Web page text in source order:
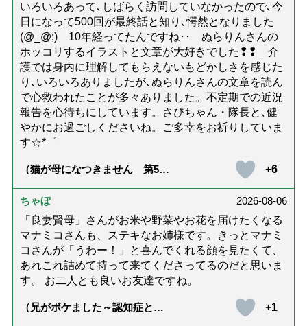
いろいろあって､しばらく訪問していなかったので､今
日になって500回が最終話と知り､愕然となりました
(@_@;) 10年経ってたんですね･･ ぬらりんさんの
ホッコリするイラストと文章が大好きでした❢❢ 介
護では身内に理解してもらえないもどかしさを感じた
り､いろいろありましたが､ぬらりんさんの文章を読ん
で心救われたことが多々ありました。不定期での近況
報告を心待ちにしています。さびちゃん・隊長と､健
やかにお過ごしくださいね。ご多幸をお祈りしていま
す☆*゜
（猫が母になつきません 第500
+6
ちゃぼ
2026-08-06
「良妻賢母」さんがお米や野菜やお花を届けたくなる
マナミコさんも、ステキなお姉様です。きっとマナミ
コさんが「うわー！」と喜んでくれる顔を見たくて、
あれこれ詰めて持って来てくださってるのだと思いま
す。 お二人とも良いお友達ですね。
（兄がボケました～認知症と介
+1